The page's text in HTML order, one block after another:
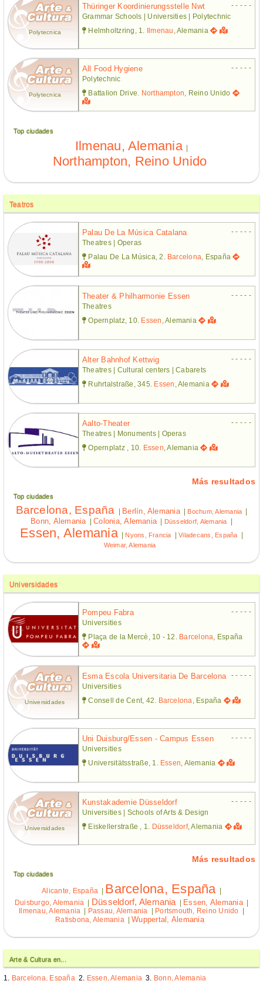
Polytecnica
Thüringer Koordinierungsstelle Nwt
- - - - -
Grammar Schools | Universities | Polytechnic
Helmholtzring, 1. Ilmenau , Alemania
Polytecnica
All Food Hygiene
- - - - -
Polytechnic
Battalion Drive.
Northampton , Reino Unido
Top ciudades
Ilmenau, Alemania |
Northampton, Reino Unido
Teatros
Palau De La Música Catalana
- - - - -
Theatres | Operas
Palau De La Música, 2. Barcelona , España
Theater & Philharmonie Essen
- - - - -
Theatres
Opernplatz, 10. Essen , Alemania
Alter Bahnhof Kettwig
- - - - -
Theatres | Cultural centers | Cabarets
Ruhrtalstraße, 345. Essen , Alemania
Aalto-Theater
- - - - -
Theatres | Monuments | Operas
Opernplatz , 10. Essen , Alemania
Más resultados
Top ciudades
Barcelona, España | Berlín, Alemania | Bochum, Alemania |
Bonn, Alemania |Colonia, Alemania | Düsseldorf, Alemania |
Essen, Alemania | Nyons, Francia |Viladecans, España |
Weimar, Alemania
Universidades
Pompeu Fabra
- - - - -
Universities
Plaça de la Mercè, 10 - 12. Barcelona , España
Universidades
Esma Escola Universitaria De Barcelona
- - - - -
Universities
Consell de Cent, 42.
Barcelona , España
Uni Duisburg/essen - Campus Essen
- - - - -
Universities
Universitätsstraße, 1. Essen , Alemania
Universidades
Kunstakademie Düsseldorf
- - - - -
Universities | Schools of Arts & Design
Eiskellerstraße , 1.
Düsseldorf, Alemania
Más resultados
Top ciudades
Alicante, España | Barcelona, España |
Duisburgo, Alemania | Düsseldorf, Alemania | Essen, Alemania |
Ilmenau, Alemania | Passau, Alemania | Portsmouth, Reino Unido |
Ratisbona, Alemania |Wuppertal, Alemania
Arte & Cultura en...
Barcelona, España Essen, Alemania Bonn, Alemania